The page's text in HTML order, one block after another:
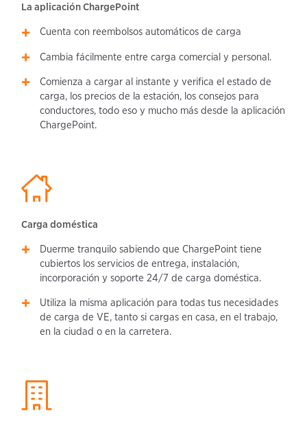
La aplicación ChargePoint
Cuenta con reembolsos automáticos de carga
Cambia fácilmente entre carga comercial y personal.
Comienza a cargar al instante y verifica el estado de
carga, los precios de la estación, los consejos para
conductores, todo eso y mucho más desde la aplicación
ChargePoint.
Carga doméstica
Duerme tranquilo sabiendo que ChargePoint tiene
cubiertos los servicios de entrega, instalación,
incorporación y soporte 24/7 de carga doméstica.
Utiliza la misma aplicación para todas tus necesidades
de carga de VE, tanto si cargas en casa, en el trabajo,
en la ciudad o en la carretera.